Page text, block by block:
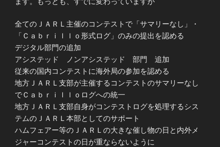
全てのＪＡＲＬ主催のコンテストで「サマリーなし」・
「Ｃａｂｒｉｌｌｏ形式ログ」のみの提出を認める
デジタル部門の追加
アシステッド ノンアシステッド 部門 追加
従来の国内コンテストに海外局の参加を認める
地方ＪＡＲＬ支部が主催するコンテストのサマリーなし
でＣａｂｒｉｌｌｏログへの統一
地方ＪＡＲＬ支部自身がコンテストログを処理するシス
テムのＪＡＲＬ本部としてのサポート
ハムフェアー等のＪＡＲＬの大きな催し物の日と内外メ
ジャーコンテストの日が重ならないように